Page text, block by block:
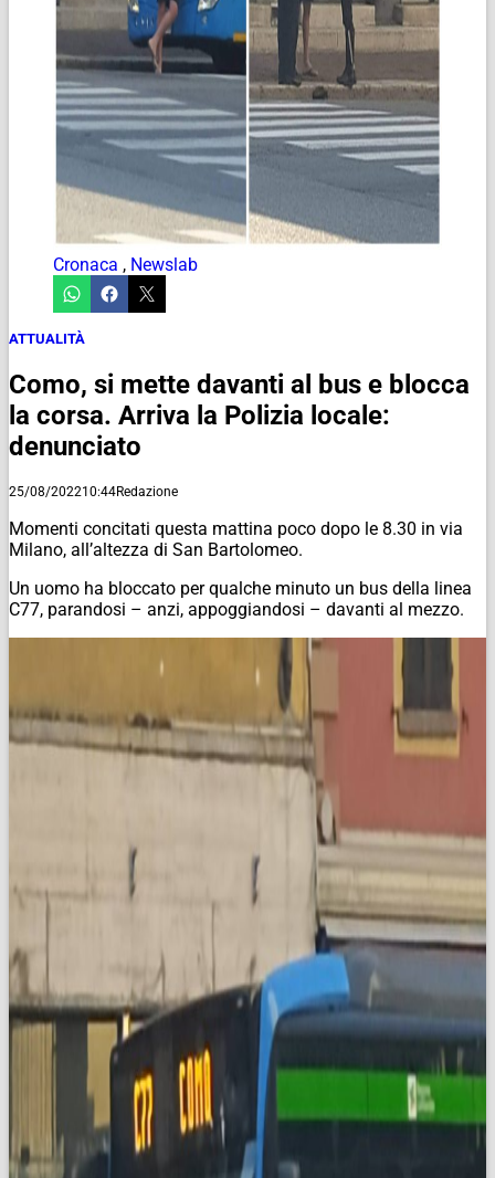
Cronaca , Newslab
ATTUALITÀ
Como, si mette davanti al bus e blocca
la corsa. Arriva la Polizia locale:
denunciato
25/08/202210:44Redazione
Momenti concitati questa mattina poco dopo le 8.30 in via
Milano, all’altezza di San Bartolomeo.
Un uomo ha bloccato per qualche minuto un bus della linea
C77, parandosi – anzi, appoggiandosi – davanti al mezzo.